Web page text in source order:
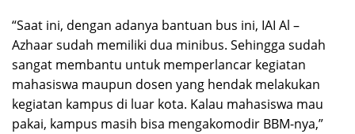
“Saat ini, dengan adanya bantuan bus ini, IAI Al –
Azhaar sudah memiliki dua minibus. Sehingga sudah
sangat membantu untuk memperlancar kegiatan
mahasiswa maupun dosen yang hendak melakukan
kegiatan kampus di luar kota. Kalau mahasiswa mau
pakai, kampus masih bisa mengakomodir BBM-nya,”